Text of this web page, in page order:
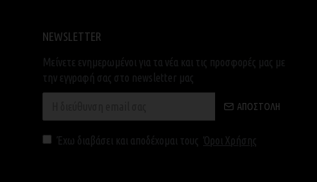
NEWSLETTER
Μείνετε ενημερωμένοι για τα νέα και τις προσφορές μας με
την εγγραφή σας στο newsletter μας
ΑΠΟΣΤΟΛΉ
Έχω διαβάσει και αποδέχομαι τους Όροι Χρήσης